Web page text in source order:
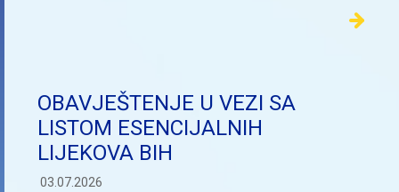
OBAVJEŠTENJE U VEZI SA
LISTOM ESENCIJALNIH
LIJEKOVA BIH
03.07.2026